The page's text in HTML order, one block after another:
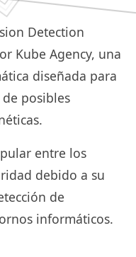
Detection
Kube Agency, una
diseñada para
posibles
entre los
debido a su
de
informáticos.